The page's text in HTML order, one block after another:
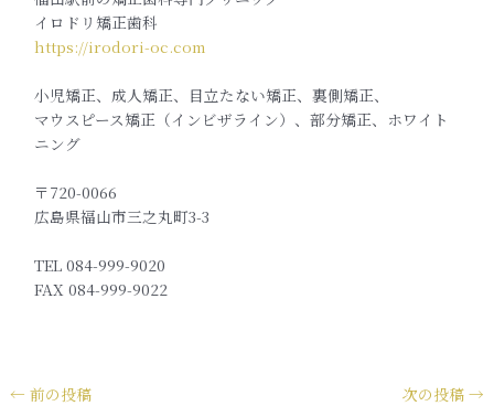
イロドリ矯正歯科
https://irodori-oc.com
小児矯正、成人矯正、目立たない矯正、裏側矯正、
マウスピース矯正（インビザライン）、部分矯正、ホワイト
ニング
〒720-0066
広島県福山市三之丸町3-3
TEL 084-999-9020
FAX 084-999-9022
← 前の投稿 次の投稿 →